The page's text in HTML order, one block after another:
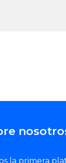
la primera